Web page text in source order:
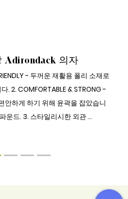
Adirondack 의자
- 두꺼운 재활용 폴리 소재로
. 2. COMFORTABLE & STRONG -
안하게 하기 위해 윤곽을 잡았습니
운드. 3. 스타일리시한 외관 ...